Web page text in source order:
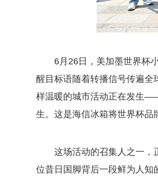
6月26日，美加墨世界杯
醒目标语随着转播信号传遍全
样温暖的城市活动正在发生
生。这是海信冰箱将世界杯品
这场活动的召集人之一，
位昔日国脚背后一段鲜为人知